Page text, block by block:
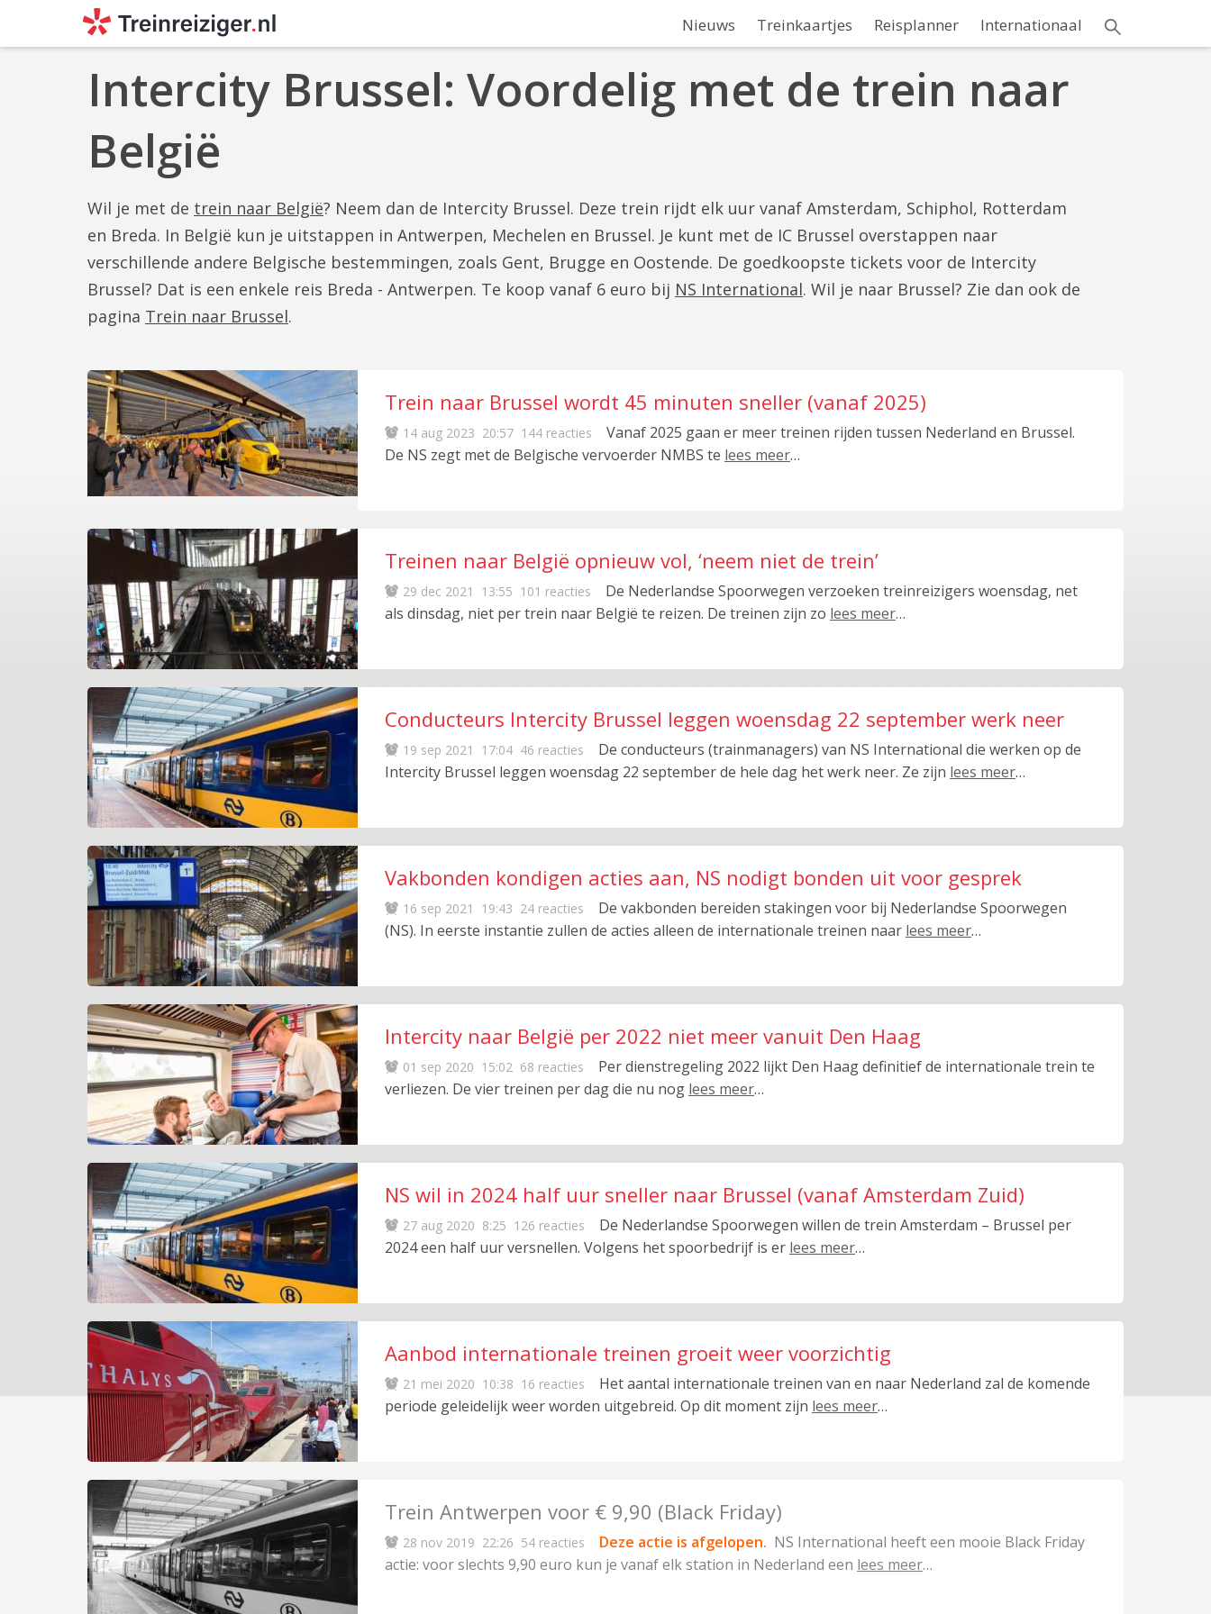
Nieuws Treinkaartjes Reisplanner Internationaal
Intercity Brussel: Voordelig met de trein naar
België
Wil je met de trein naar België? Neem dan de Intercity Brussel. Deze trein rijdt elk uur vanaf Amsterdam, Schiphol, Rotterdam
en Breda. In België kun je uitstappen in Antwerpen, Mechelen en Brussel. Je kunt met de IC Brussel overstappen naar
verschillende andere Belgische bestemmingen, zoals Gent, Brugge en Oostende. De goedkoopste tickets voor de Intercity
Brussel? Dat is een enkele reis Breda - Antwerpen. Te koop vanaf 6 euro bij NS International. Wil je naar Brussel? Zie dan ook de
pagina Trein naar Brussel.
Trein naar Brussel wordt 45 minuten sneller (vanaf 2025)
14 aug 2023 20:57 144 reacties
Vanaf 2025 gaan er meer treinen rijden tussen Nederland en Brussel.
De NS zegt met de Belgische vervoerder NMBS te lees meer…
Treinen naar België opnieuw vol, ‘neem niet de trein’
29 dec 2021 13:55 101 reacties
De Nederlandse Spoorwegen verzoeken treinreizigers woensdag, net
als dinsdag, niet per trein naar België te reizen. De treinen zijn zo lees meer…
Conducteurs Intercity Brussel leggen woensdag 22 september werk neer
19 sep 2021 17:04 46 reacties
De conducteurs (trainmanagers) van NS International die werken op de
Intercity Brussel leggen woensdag 22 september de hele dag het werk neer. Ze zijn lees meer…
Vakbonden kondigen acties aan, NS nodigt bonden uit voor gesprek
16 sep 2021 19:43 24 reacties
De vakbonden bereiden stakingen voor bij Nederlandse Spoorwegen
(NS). In eerste instantie zullen de acties alleen de internationale treinen naar lees meer…
Intercity naar België per 2022 niet meer vanuit Den Haag
01 sep 2020 15:02 68 reacties
Per dienstregeling 2022 lijkt Den Haag definitief de internationale trein te
verliezen. De vier treinen per dag die nu nog lees meer…
NS wil in 2024 half uur sneller naar Brussel (vanaf Amsterdam Zuid)
27 aug 2020 8:25 126 reacties
De Nederlandse Spoorwegen willen de trein Amsterdam – Brussel per
2024 een half uur versnellen. Volgens het spoorbedrijf is er lees meer…
Aanbod internationale treinen groeit weer voorzichtig
21 mei 2020 10:38 16 reacties
Het aantal internationale treinen van en naar Nederland zal de komende
periode geleidelijk weer worden uitgebreid. Op dit moment zijn lees meer…
Trein Antwerpen voor € 9,90 (Black Friday)
28 nov 2019 22:26 54 reacties Deze actie is afgelopen. NS International heeft een mooie Black Friday
actie: voor slechts 9,90 euro kun je vanaf elk station in Nederland een lees meer…